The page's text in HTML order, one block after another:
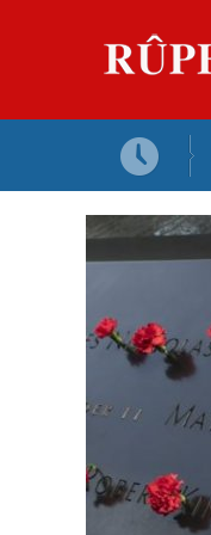
li gel wî axivî